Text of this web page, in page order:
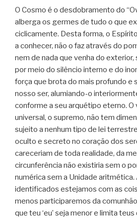
O Cosmo é o desdobramento do
alberga os germes de tudo o que
ciclicamente. Desta forma, o
a conhecer, não o faz através do
nem de nada que venha do exterior,
por meio do silêncio interno e do
força que brota do mais profundo e
nosso ser, alumiando-o
conforme a seu arquétipo eterno.
universal, o supremo, não tem
sujeito a nenhum tipo de lei
oculto e secreto no coração dos
careceriam de toda realidade, da
circunferência não existiria sem o
numérica sem a Unidade aritmética.
identificados estejamos com as
menos participaremos da comunhão
que teu ‘eu’ seja menor e limita teus